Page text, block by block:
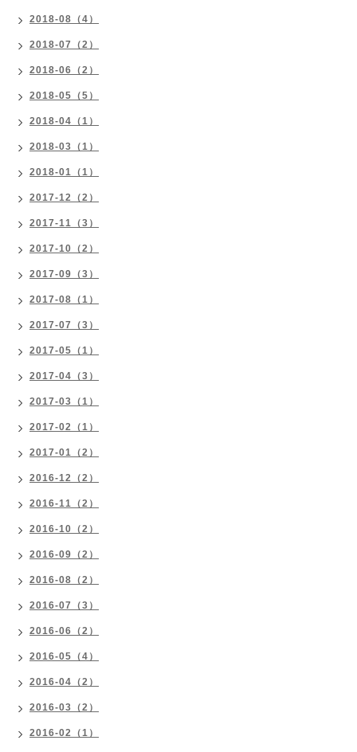
2018-08（4）
2018-07（2）
2018-06（2）
2018-05（5）
2018-04（1）
2018-03（1）
2018-01（1）
2017-12（2）
2017-11（3）
2017-10（2）
2017-09（3）
2017-08（1）
2017-07（3）
2017-05（1）
2017-04（3）
2017-03（1）
2017-02（1）
2017-01（2）
2016-12（2）
2016-11（2）
2016-10（2）
2016-09（2）
2016-08（2）
2016-07（3）
2016-06（2）
2016-05（4）
2016-04（2）
2016-03（2）
2016-02（1）